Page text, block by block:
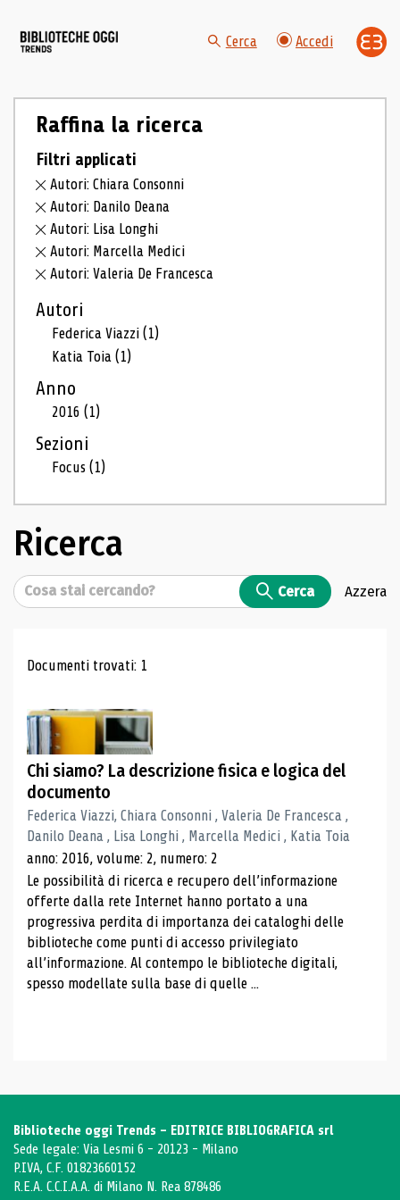
Cerca Accedi
Raffina la ricerca
Filtri applicati
Autori: Chiara Consonni
Autori: Danilo Deana
Autori: Lisa Longhi
Autori: Marcella Medici
Autori: Valeria De Francesca
Autori
Federica Viazzi(1)
Katia Toia(1)
Anno
2016(1)
Sezioni
Focus(1)
Ricerca
Cerca Cerca Azzera
Risultati di ricerca
Documenti trovati: 1
Chi siamo? La descrizione fisica e logica del
documento
Federica Viazzi, Chiara Consonni , Valeria De Francesca ,
Danilo Deana , Lisa Longhi , Marcella Medici , Katia Toia
anno: 2016, volume: 2, numero: 2
Le possibilità di ricerca e recupero dell’informazione
offerte dalla rete Internet hanno portato a una
progressiva perdita di importanza dei cataloghi delle
biblioteche come punti di accesso privilegiato
all’informazione. Al contempo le biblioteche digitali,
spesso modellate sulla base di quelle ...
Biblioteche oggi Trends - EDITRICE BIBLIOGRAFICA srl
Sede legale: Via Lesmi 6 - 20123 - Milano
P.IVA, C.F. 01823660152
R.E.A. C.C.I.A.A. di Milano N. Rea 878486